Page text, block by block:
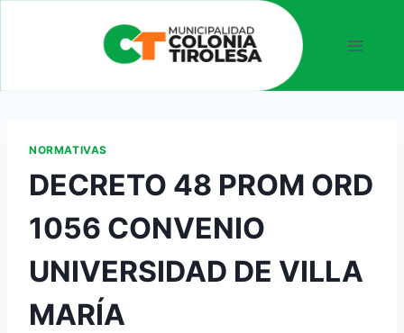
NORMATIVAS
DECRETO 48 PROM ORD
1056 CONVENIO
UNIVERSIDAD DE VILLA
MARÍA